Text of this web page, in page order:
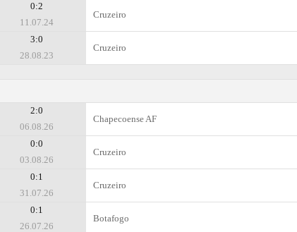
0:2
11.07.24
Cruzeiro
3:0
28.08.23
Cruzeiro
2:0
06.08.26
Chapecoense AF
0:0
03.08.26
Cruzeiro
0:1
31.07.26
Cruzeiro
0:1
26.07.26
Botafogo